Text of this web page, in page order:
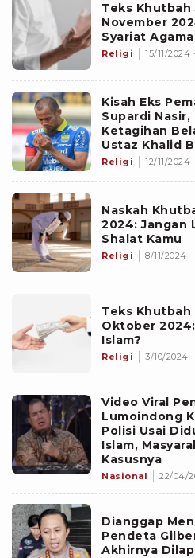
Teks Khutbah
November
Syariat
Religi 15/11/2024
Kisah Eks
Supardi
Ketagihan
Ustaz Khalid
Religi 12/11/2024
Naskah
2024: Jangan
Shalat Kamu
Religi 8/11/2024 -
Teks
Oktober
Islam?
Religi 3/10/2024 -
Video Viral
Lumoindong
Polisi Usai
Islam,
Kasusnya
Nasional 22/04/
Dianggap
Pendeta
Akhirnya